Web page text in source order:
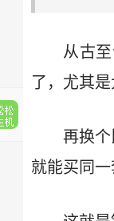
从古
了，尤其是
再换
就能买同